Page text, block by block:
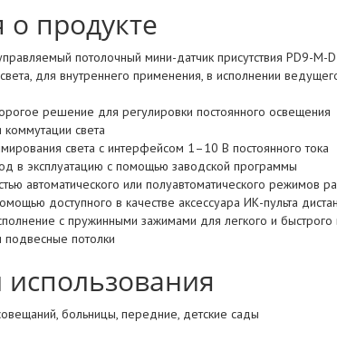
продукте
потолочный мини-датчик присутствия PD9-M-
для внутреннего применения, в исполнении
решение для регулировки постоянного освещения
света
света с интерфейсом 1–10 В постоянного тока
в эксплуатацию с помощью заводской программы
автоматического или полуавтоматического режимов
доступного в качестве аксессуара ИК-пульта
с пружинными зажимами для легкого и быстрого
подвесные потолки
больницы, передние, детские сады